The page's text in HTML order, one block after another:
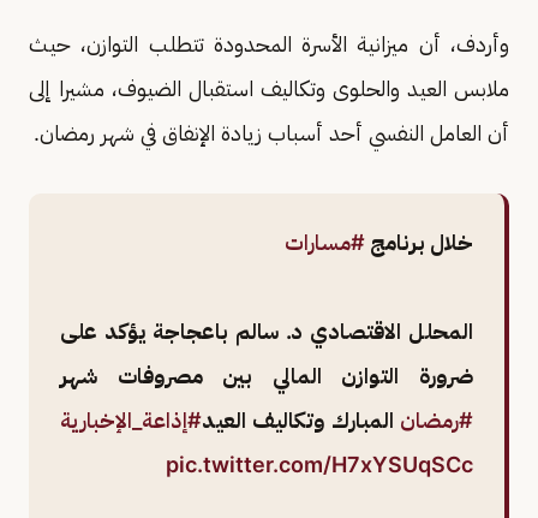
وأردف، أن ميزانية الأسرة المحدودة تتطلب التوازن، حيث
ملابس العيد والحلوى وتكاليف استقبال الضيوف، مشيرا إلى
أن العامل النفسي أحد أسباب زيادة الإنفاق في شهر رمضان.
خلال برنامج #مسارات
المحلل الاقتصادي د. سالم باعجاجة يؤكد على
ضرورة التوازن المالي بين مصروفات شهر
#رمضان المبارك وتكاليف العيد#إذاعة_الإخبارية
pic.twitter.com/H7xYSUqSCc